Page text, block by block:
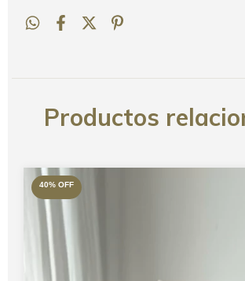
Productos
40% OFF